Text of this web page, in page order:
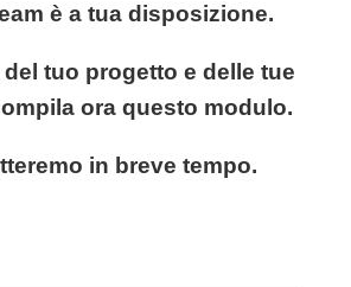
è a tua disposizione.
tuo progetto e delle tue
ora questo modulo.
in breve tempo.